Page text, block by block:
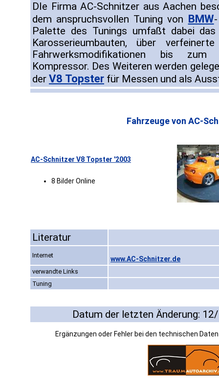
DIe Firma AC-Schnitzer aus Aachen
dem anspruchsvollen Tuning von BMW
Palette des Tunings umfaßt dabei
Karosserieumbauten, über
Fahrwerksmodifikationen bis zum
Kompressor. Des Weiteren werden
der V8 Topster für Messen und als
Fahrzeuge von AC-
AC-Schnitzer V8 Topster '2003
8 Bilder Online
Literatur
Internet www.AC-Schnitzer.de
verwandte Links
Tuning
Datum der letzten Änderung:
Ergänzungen oder Fehler bei den technischen